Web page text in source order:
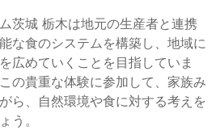
茨城 栃木は地元の生産者と連携
な食のシステムを構築し、地域に
広めていくことを目指していま
の貴重な体験に参加して、家族み
ら、自然環境や食に対する考えを
う。